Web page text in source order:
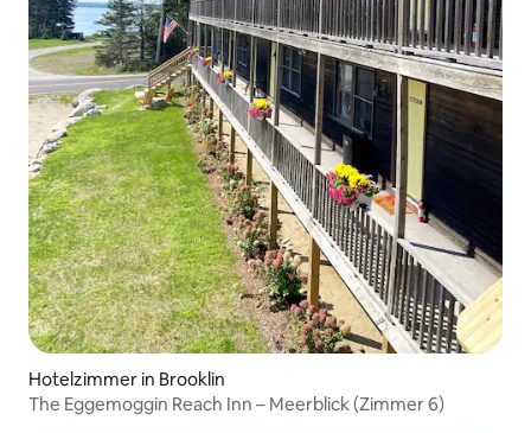
Hotelzimmer in Brooklin
The Eggemoggin Reach Inn – Meerblick (Zimmer 6)